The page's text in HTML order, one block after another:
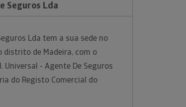
Seguros Lda
Lda tem a sua sede no
distrito de Madeira, com o
- Agente De Seguros
do Registo Comercial do